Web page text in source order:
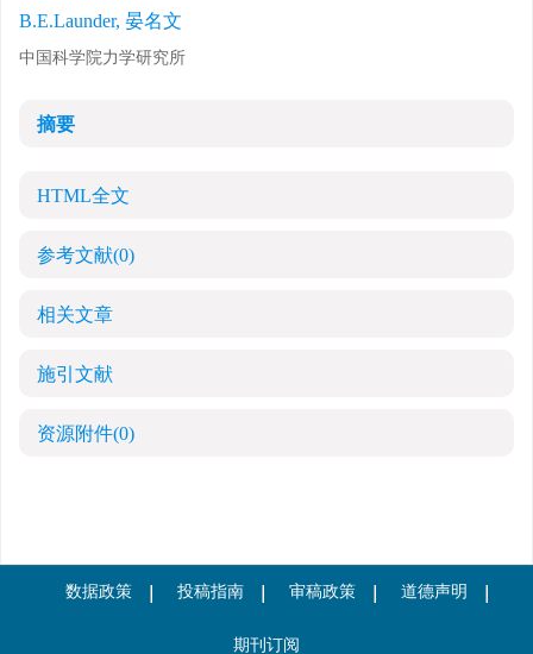
B.E.Launder, 晏名文
中国科学院力学研究所
摘要
HTML全文
参考文献(0)
相关文章
施引文献
资源附件(0)
数据政策 投稿指南 审稿政策 道德声明
期刊订阅